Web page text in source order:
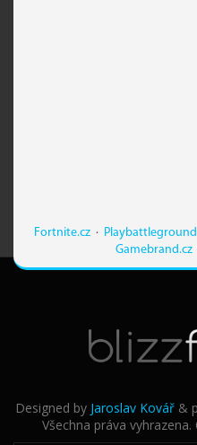
Fortnite.cz·
Gamebrand.cz
Designed by Jaroslav Kovář &
Všechna práva